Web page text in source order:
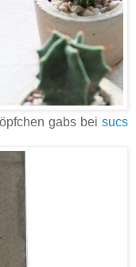
gabs bei sucs